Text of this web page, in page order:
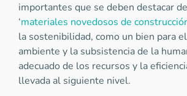
importantes que se deben destacar
‘materiales novedosos de
la sostenibilidad, como un bien para
ambiente y la subsistencia de la
adecuado de los recursos y la
llevada al siguiente nivel.